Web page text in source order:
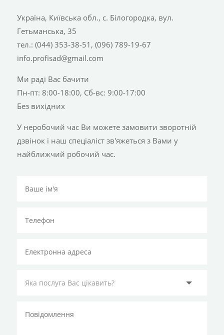
Україна, Київська обл., с. Білогородка, вул.
Гетьманська, 35
тел.: (044) 353-38-51, (096) 789-19-67
info.profisad@gmail.com
Ми раді Вас бачити
Пн-пт: 8:00-18:00, Сб-вс: 9:00-17:00
Без вихідних
У неробочий час Ви можете замовити зворотній
дзвінок і наш спеціаліст зв'яжеться з Вами у
найближчий робочий час.